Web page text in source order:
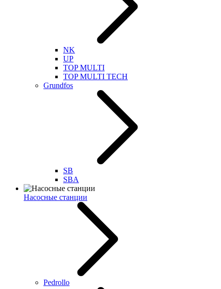
NK
UP
TOP MULTI
TOP MULTI TECH
Grundfos
SB
SBA
Насосные станции
Pedrollo